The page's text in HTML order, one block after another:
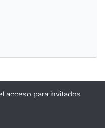
acceso para invitados